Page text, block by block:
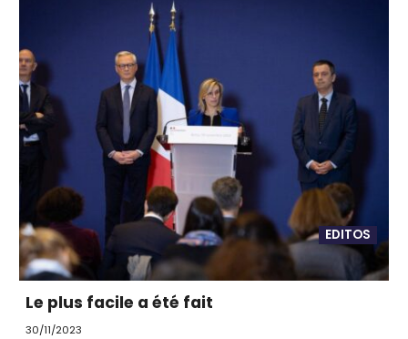
EDITOS
Le plus facile a été fait
30/11/2023